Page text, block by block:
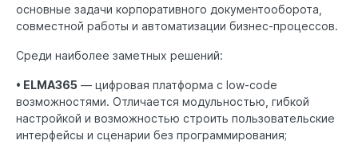
основные задачи корпоративного документооборота,
совместной работы и автоматизации бизнес-процессов.
Среди наиболее заметных решений:
• ELMA365 — цифровая платформа с low-code
возможностями. Отличается модульностью, гибкой
настройкой и возможностью строить пользовательские
интерфейсы и сценарии без программирования;